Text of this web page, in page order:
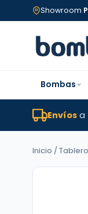
Showroom
Bombas
Envíos a
Inicio /